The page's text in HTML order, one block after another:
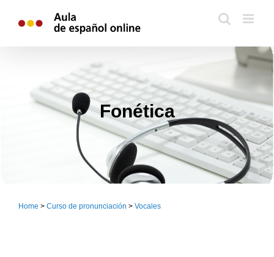
Fonética
Home > Curso de pronunciación > Vocales